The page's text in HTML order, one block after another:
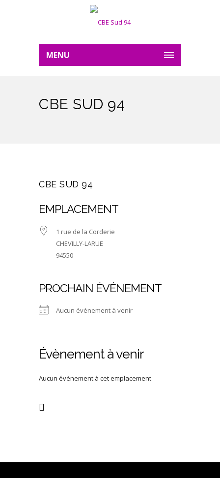
MENU
CBE SUD 94
CBE SUD 94
EMPLACEMENT
1 rue de la Corderie
CHEVILLY-LARUE
94550
PROCHAIN ÉVÉNEMENT
Aucun évènement à venir
Évènement à venir
Aucun évènement à cet emplacement